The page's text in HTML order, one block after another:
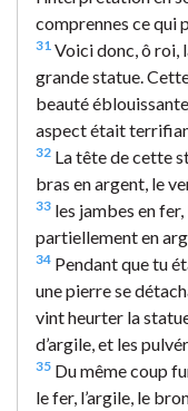
comprennes ce qui
31 Voici donc, ô roi,
grande statue.
beauté
aspect était
32 La tête de cette
bras en argent, le
33 les jambes en
partiellement en
34 Pendant que tu
une pierre se
vint heurter la
d’argile, et les
35 Du même coup
le fer, l’argile, le